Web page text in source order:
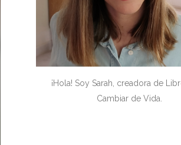
¡Hola! Soy Sarah, creadora de
Cambiar de Vida.